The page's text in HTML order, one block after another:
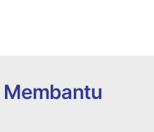
Membantu